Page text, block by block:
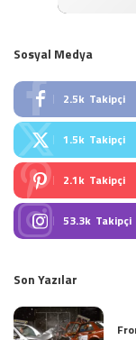
Sosyal Medya
2.5k Takipçi
1.5k Takipçi
2.1k Takipçi
53.3k Takipçi
Son Yazılar